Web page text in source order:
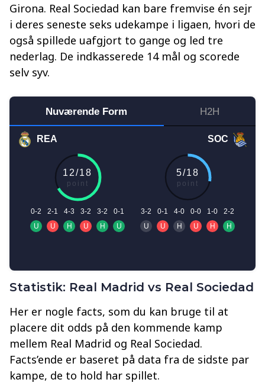
Girona. Real Sociedad kan bare fremvise én sejr
i deres seneste seks udekampe i ligaen, hvori de
også spillede uafgjort to gange og led tre
nederlag. De indkasserede 14 mål og scorede
selv syv.
Statistik: Real Madrid vs Real Sociedad
Her er nogle facts, som du kan bruge til at
placere dit odds på den kommende kamp
mellem Real Madrid og Real Sociedad.
Facts’ende er baseret på data fra de sidste par
kampe, de to hold har spillet.